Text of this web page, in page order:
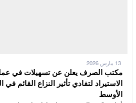
مكتب الصرف يعلن عن تسهيلات في
الاستيراد لتفادي تأثير النزاع القائم
الأوسط